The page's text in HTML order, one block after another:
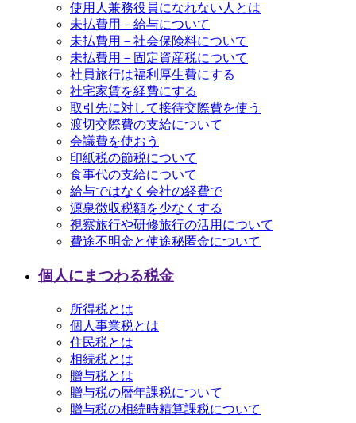
使用人兼務役員になれない人とは
未払費用－給与について
未払費用－社会保険料について
未払費用－固定資産税について
社員旅行は福利厚生費にする
社宅家賃を経費にする
取引先に対して接待交際費を使う
渡切交際費の支給について
会議費を使おう
印紙税の節税について
食事代の支給について
給与ではなく会社の経費で
源泉徴収税額を少なくする
視察旅行や研修旅行の活用について
費途不明金と使途秘匿金について
個人にまつわる税金
所得税とは
個人事業税とは
住民税とは
相続税とは
贈与税とは
贈与税の暦年課税について
贈与税の相続時精算課税について